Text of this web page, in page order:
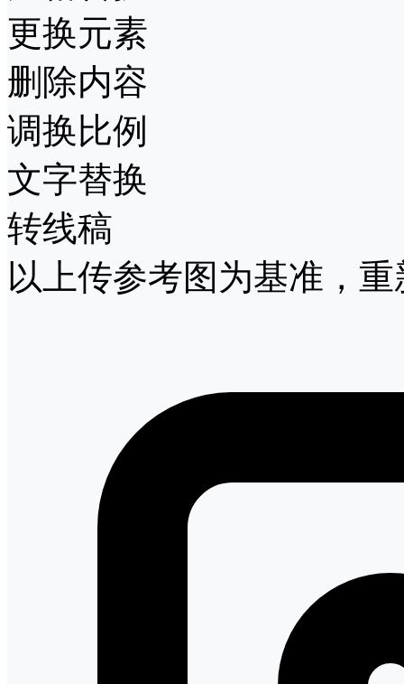
更换元素
删除内容
调换比例
文字替换
转线稿
以上传参考图为基准，